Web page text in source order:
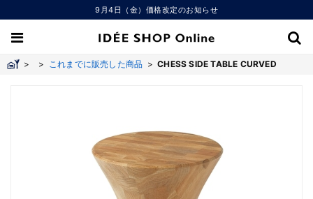
9月4日（金）価格改定のお知らせ
> > これまでに販売した商品 >CHESS SIDE TABLE CURVED